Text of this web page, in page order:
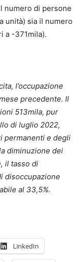
numero di persone
unità) sia il numero
a -371mila).
l’occupazione
precedente. Il
513mila, pur
di luglio 2022,
permanenti e degli
diminuzione dei
il tasso di
disoccupazione
al 33,5%.
LinkedIn